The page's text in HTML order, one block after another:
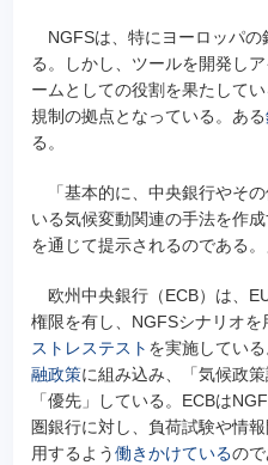
NGFSは、特にヨーロッパ
る。しかし、ツールを開発し
ームとしての役割を果たして
規制の拠点となっている。ある
る。
「基本的に、中央銀行やそ
いる気候変動関連の手法を作
を通じて提示されるのである。
欧州中央銀行（ECB）は、
権限を有し、NGFSシナリオ
ストレステスト を実施してい
融政策に組み込み、「気候政
「優先」している。ECBは
圏銀行に対し、負荷試験や情
用するよう働きかけているので